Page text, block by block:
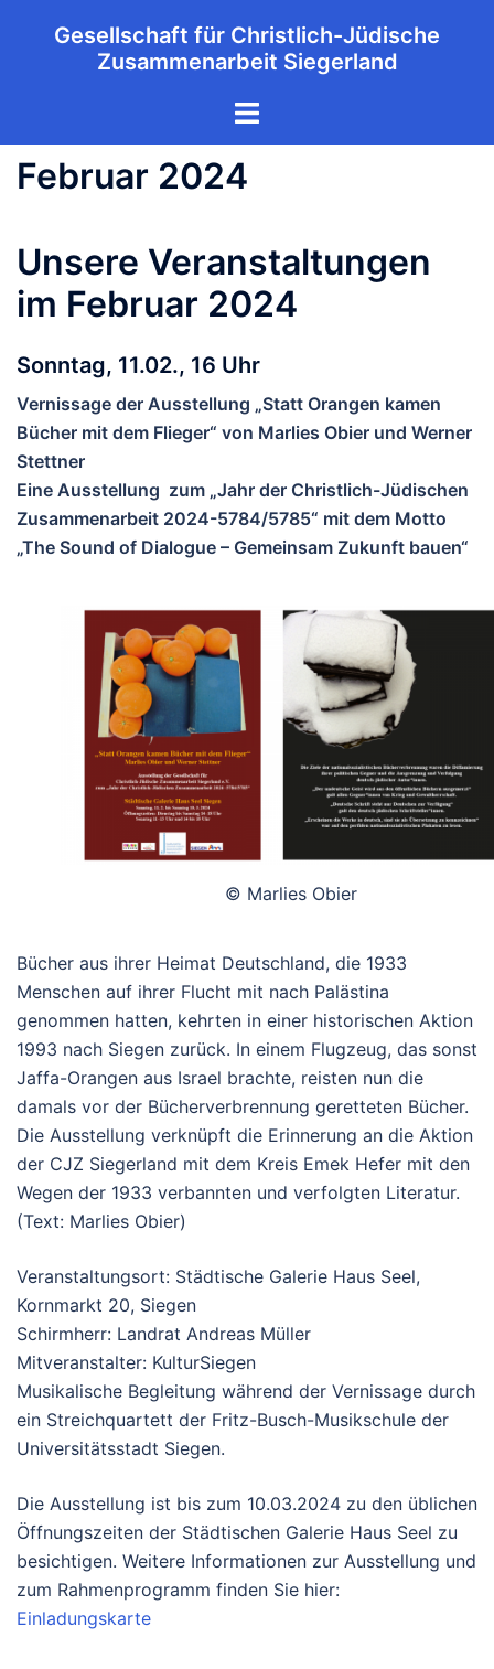
Gesellschaft für Christlich-Jüdische
Zusammenarbeit Siegerland
Menü
Februar 2024
Unsere Veranstaltungen
im Februar 2024
Sonntag, 11.02., 16 Uhr
Vernissage der Ausstellung „Statt Orangen kamen
Bücher mit dem Flieger“ von Marlies Obier und Werner
Stettner
Eine Ausstellung zum „Jahr der Christlich-Jüdischen
Zusammenarbeit 2024-5784/5785“ mit dem Motto
„The Sound of Dialogue – Gemeinsam Zukunft bauen“
© Marlies Obier
Bücher aus ihrer Heimat Deutschland, die 1933
Menschen auf ihrer Flucht mit nach Palästina
genommen hatten, kehrten in einer historischen Aktion
1993 nach Siegen zurück. In einem Flugzeug, das sonst
Jaffa-Orangen aus Israel brachte, reisten nun die
damals vor der Bücherverbrennung geretteten Bücher.
Die Ausstellung verknüpft die Erinnerung an die Aktion
der CJZ Siegerland mit dem Kreis Emek Hefer mit den
Wegen der 1933 verbannten und verfolgten Literatur.
(Text: Marlies Obier)
Veranstaltungsort: Städtische Galerie Haus Seel,
Kornmarkt 20, Siegen
Schirmherr: Landrat Andreas Müller
Mitveranstalter: KulturSiegen
Musikalische Begleitung während der Vernissage durch
ein Streichquartett der Fritz-Busch-Musikschule der
Universitätsstadt Siegen.
Die Ausstellung ist bis zum 10.03.2024 zu den üblichen
Öffnungszeiten der Städtischen Galerie Haus Seel zu
besichtigen. Weitere Informationen zur Ausstellung und
zum Rahmenprogramm finden Sie hier:
Einladungskarte